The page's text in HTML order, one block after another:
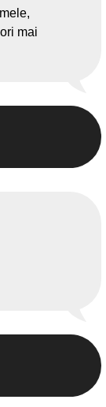
mai